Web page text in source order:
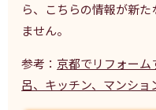
ら、こちらの情報が新
ません。
参考： 京都でリフォー
呂、キッチン、マンシ